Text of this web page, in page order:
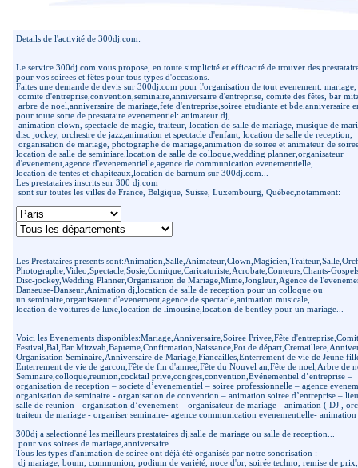
Details de l'activité de 300dj.com:
Le service 300dj.com vous propose, en toute simplicité et efficacité de trouver des
pour vos soirees et fêtes pour tous types d'occasions.
Faites une demande de devis sur 300dj.com pour l'organisation de tout evenement:
comite d'entreprise,convention,seminaire,anniversaire d'entreprise, comite des fêtes, bar
arbre de noel,anniversaire de mariage,fete d'entreprise,soiree etudiante et bde,anniversaire
pour toute sorte de prestataire evenementiel: animateur dj,
animation clown, spectacle de magie, traiteur, location de salle de mariage, musique de
disc jockey, orchestre de jazz,animation et spectacle d'enfant, location de salle de reception,
organisation de mariage, photographe de mariage,animation de soiree et animateur de
location de salle de seminiare,location de salle de colloque,wedding planner,organisateur
d'evenement,agence d'evenementielle,agence de communication evenementielle,
location de tentes et chapiteaux,location de barnum sur 300dj.com...
Les prestataires inscrits sur 300 dj.com
sont sur toutes les villes de France, Belgique, Suisse, Luxembourg, Québec,notamment:
Les Prestataires presents
Photographe,Video,Spectacle,Sosie,Comique,Caricaturiste,Acrobate,Conteurs,Chants-
Disc-jockey,Wedding Planner,Organisation de Mariage,Mime,Jongleur,Agence de
Danseuse-Danseur,Animation dj,location de salle de reception pour un colloque ou
un seminaire,organisateur d'evenement,agence de spectacle,animation musicale,
location de voitures de luxe,location de limousine,location de bentley pour un mariage...
Voici les Evenements disponibles:Mariage,Anniversaire,Soiree Privee,Fête
Festival,Bal,Bar Mitzvah,Bapteme,Confirmation,Naissance,Pot de
Organisation Seminaire,Anniversaire de Mariage,Fiancailles,Enterrement de vie de Jeune
Enterrement de vie de garcon,Fête de fin d'annee,Fête du Nouvel an,Fête de noel,Arbre de
Seminaire,colloque,reunion,cocktail prive,congres,convention,Evénementiel d’entreprise –
organisation de reception – societe d’evenementiel – soiree professionnelle – agence
organisation de seminaire - organisation de convention – animation soiree d’entreprise –
salle de reunion - organisation d’evenement – organisateur de mariage - animation ( DJ ,
traiteur de mariage - organiser seminaire- agence communication evenementielle-
300dj a selectionné les meilleurs prestataires dj,salle de mariage ou salle de reception...
pour vos soirees de mariage,anniversaire.
Tous les types d'animation de soiree ont déjà été organisés par notre sonorisation :
dj mariage, boum, communion, podium de variété, noce d'or, soirée techno, remise de prix,